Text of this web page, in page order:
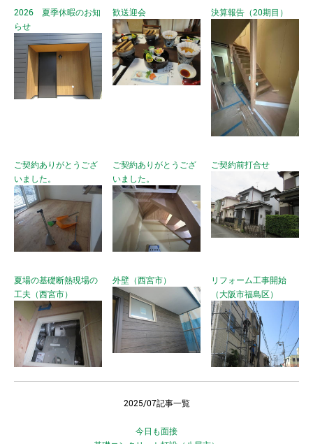
2026 夏季休暇のお知
らせ
歓送迎会 決算報告（20期目）
ご契約ありがとうござ
いました。
ご契約ありがとうござ
いました。
ご契約前打合せ
夏場の基礎断熱現場の
工夫（西宮市）
外壁（西宮市）
リフォーム工事開始
（大阪市福島区）
2025/07記事一覧
今日も面接